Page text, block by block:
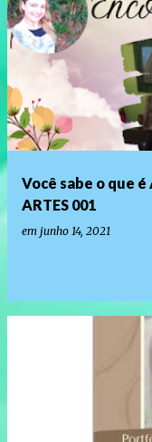
Você sabe o que
ARTES 001
em junho 14, 2021